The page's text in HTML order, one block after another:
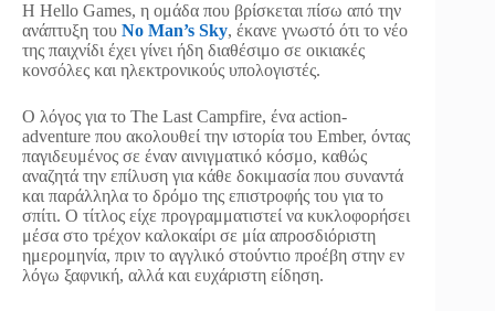
Η Hello Games, η ομάδα που βρίσκεται πίσω από την
ανάπτυξη του No Man’s Sky, έκανε γνωστό ότι το νέο
της παιχνίδι έχει γίνει ήδη διαθέσιμο σε οικιακές
κονσόλες και ηλεκτρονικούς υπολογιστές.
Ο λόγος για το The Last Campfire, ένα action-
adventure που ακολουθεί την ιστορία του Ember, όντας
παγιδευμένος σε έναν αινιγματικό κόσμο, καθώς
αναζητά την επίλυση για κάθε δοκιμασία που συναντά
και παράλληλα το δρόμο της επιστροφής του για το
σπίτι. Ο τίτλος είχε προγραμματιστεί να κυκλοφορήσει
μέσα στο τρέχον καλοκαίρι σε μία απροσδιόριστη
ημερομηνία, πριν το αγγλικό στούντιο προέβη στην εν
λόγω ξαφνική, αλλά και ευχάριστη είδηση.